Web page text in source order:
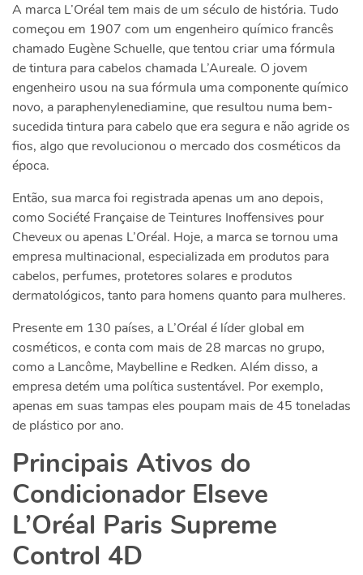
A marca L’Oréal tem mais de um século de história. Tudo
começou em 1907 com um engenheiro químico francês
chamado Eugène Schuelle, que tentou criar uma fórmula
de tintura para cabelos chamada L’Aureale. O jovem
engenheiro usou na sua fórmula uma componente químico
novo, a paraphenylenediamine, que resultou numa bem-
sucedida tintura para cabelo que era segura e não agride os
fios, algo que revolucionou o mercado dos cosméticos da
época.
Então, sua marca foi registrada apenas um ano depois,
como Société Française de Teintures Inoffensives pour
Cheveux ou apenas L’Oréal. Hoje, a marca se tornou uma
empresa multinacional, especializada em produtos para
cabelos, perfumes, protetores solares e produtos
dermatológicos, tanto para homens quanto para mulheres.
Presente em 130 países, a L’Oréal é líder global em
cosméticos, e conta com mais de 28 marcas no grupo,
como a Lancôme, Maybelline e Redken. Além disso, a
empresa detém uma política sustentável. Por exemplo,
apenas em suas tampas eles poupam mais de 45 toneladas
de plástico por ano.
Principais Ativos do
Condicionador Elseve
L’Oréal Paris Supreme
Control 4D